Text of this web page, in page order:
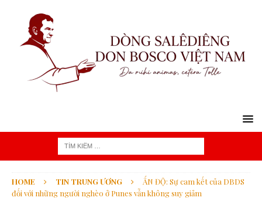
HOME TIN TRUNG ƯƠNG
ẤN ĐỘ: Sự cam kết của DBDS
đối với những người nghèo ở Punes vẫn không suy giảm